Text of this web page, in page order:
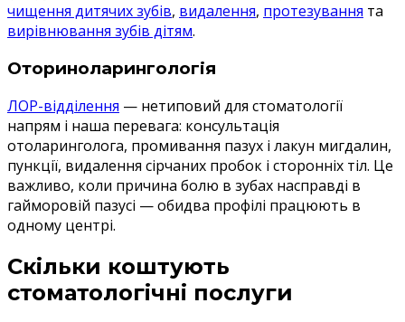
чищення дитячих зубів, видалення, протезування та
вирівнювання зубів дітям.
Оториноларингологія
ЛОР-відділення — нетиповий для стоматології
напрям і наша перевага: консультація
отоларинголога, промивання пазух і лакун мигдалин,
пункції, видалення сірчаних пробок і сторонніх тіл. Це
важливо, коли причина болю в зубах насправді в
гайморовій пазусі — обидва профілі працюють в
одному центрі.
Скільки коштують
стоматологічні послуги